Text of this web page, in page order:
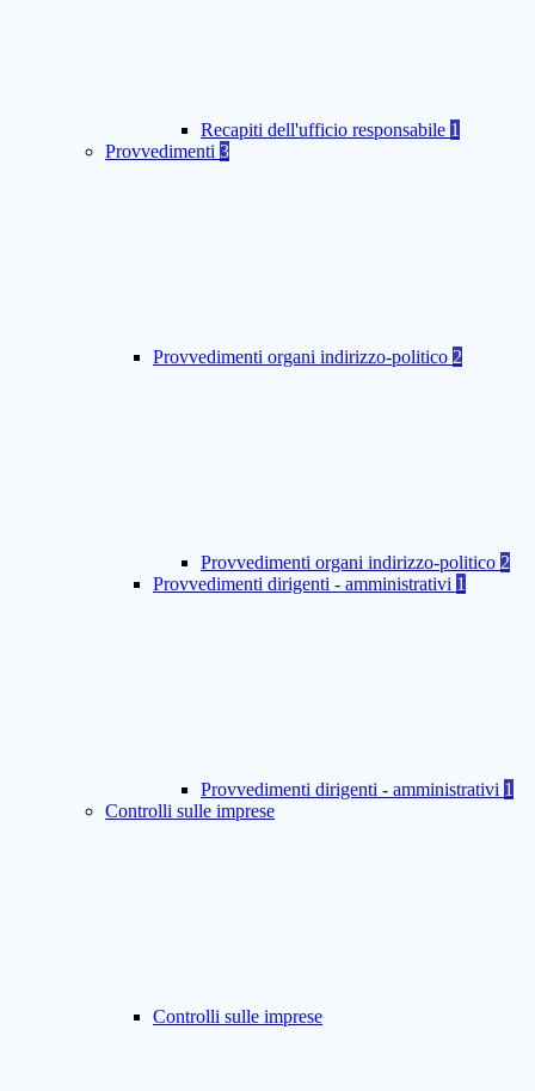
Recapiti dell'ufficio responsabile 1
Provvedimenti 3
Provvedimenti organi indirizzo-politico 2
Provvedimenti organi indirizzo-politico 2
Provvedimenti dirigenti - amministrativi 1
Provvedimenti dirigenti - amministrativi 1
Controlli sulle imprese
Controlli sulle imprese